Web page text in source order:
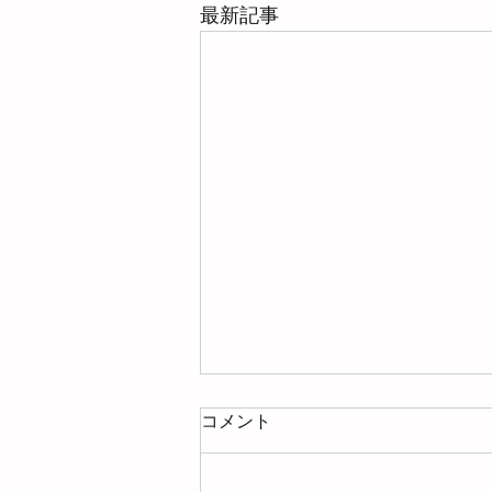
最新記事
コメント